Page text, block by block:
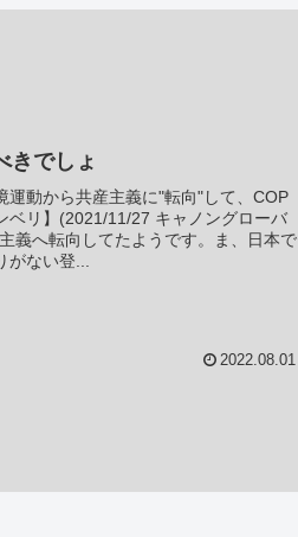
きでしょ
運動から共産主義に"転向"して、COP
ベリ】(2021/11/27 キャノングローバ
義へ転向してたようです。ま、日本で
ない登...
2022.08.01